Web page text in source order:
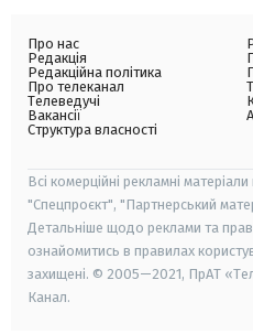
Про нас
Редакція
Редакційна політика
Про телеканал
Телеведучі
Вакансії
Структура власності
Всі комерційні рекламні
"Спецпроєкт", "Партнерський
Детальніше щодо реклами та
ознайомитись в правилах
захищені. © 2005—2021, ПрАТ
Канал.